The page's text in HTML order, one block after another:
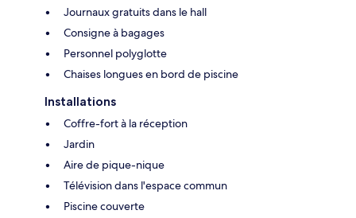
Journaux gratuits dans le hall
Consigne à bagages
Personnel polyglotte
Chaises longues en bord de piscine
Installations
Coffre-fort à la réception
Jardin
Aire de pique-nique
Télévision dans l'espace commun
Piscine couverte